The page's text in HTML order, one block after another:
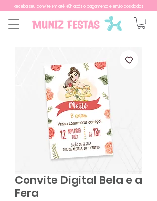
Receba seu convite em até 48h após o pagamento e envio dos dados
Convite Digital Bela e a
Fera